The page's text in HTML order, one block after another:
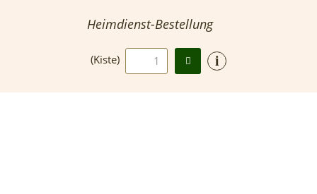
Heimdienst-Bestellung
(Kiste) i